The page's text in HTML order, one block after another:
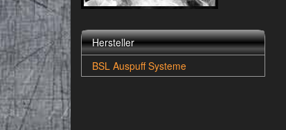
Hersteller
BSL Auspuff Systeme